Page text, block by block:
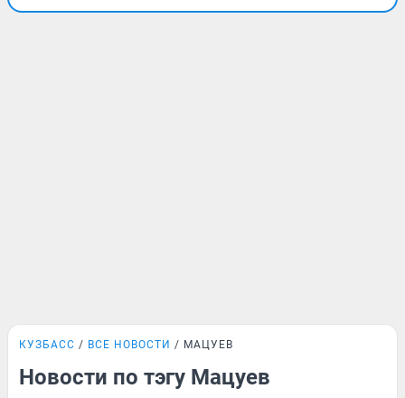
КУЗБАСС ВСЕ НОВОСТИ МАЦУЕВ
Новости по тэгу Мацуев